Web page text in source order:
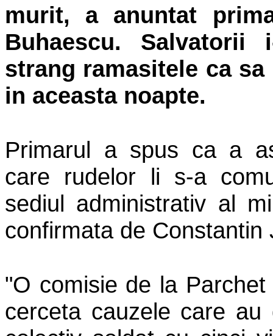
murit, a anuntat
Buhaescu.
strang ramasitele ca
in aceasta noapte.
Primarul a spus ca a
care rudelor li s-a
sediul administrativ al
confirmata de
"O comisie de la
cerceta cauzele care